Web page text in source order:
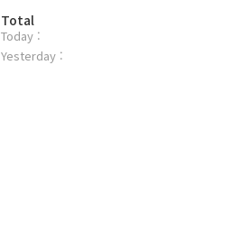
방
문
자
Total
Today :
Yesterday :